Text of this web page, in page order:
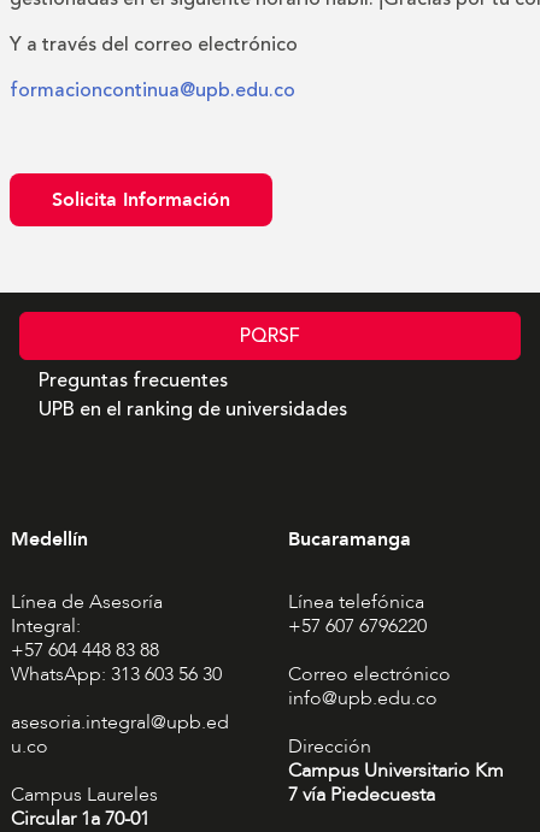
Y a través del correo electrónico
formacioncontinua@upb.edu.co
Solicita Información
PQRSF
Preguntas frecuentes
UPB en el ranking de universidades
Medellín
Línea de Asesoría
Integral:
+57 604 448 83 88
WhatsApp: 313 603 56 30
asesoria.integral@upb.ed
u.co
Campus Laureles
Circular 1a 70-01
Bucaramanga
Línea telefónica
+57 607 6796220
Correo electrónico
info@upb.edu.co
Dirección
Campus Universitario Km
7 vía Piedecuesta